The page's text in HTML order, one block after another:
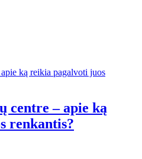
centre – apie ką
renkantis?